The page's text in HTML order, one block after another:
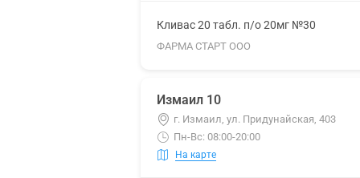
Кливас 20 табл. п/о 20мг №30
ФАРМА СТАРТ ООО
Измаил 10
г. Измаил, ул. Придунайская, 403
Пн-Вс: 08:00-20:00
На карте